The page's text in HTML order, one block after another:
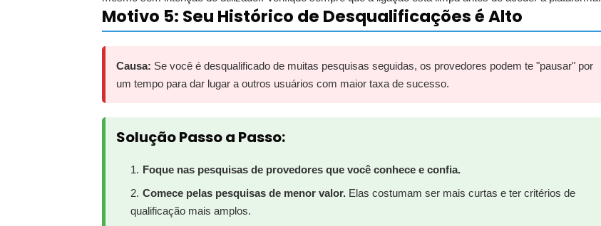
Motivo 5: Seu Histórico de Desqualificações é Alto
Causa: Se você é desqualificado de muitas pesquisas seguidas, os provedores podem te "pausar" por
um tempo para dar lugar a outros usuários com maior taxa de sucesso.
Solução Passo a Passo:
Foque nas pesquisas de provedores que você conhece e confia.
Comece pelas pesquisas de menor valor. Elas costumam ser mais curtas e ter critérios de
qualificação mais amplos.